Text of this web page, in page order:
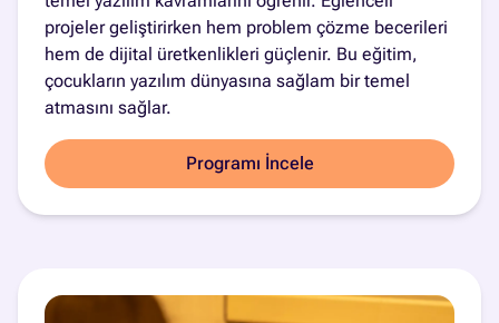
projeler geliştirirken hem problem çözme becerileri
hem de dijital üretkenlikleri güçlenir. Bu eğitim,
çocukların yazılım dünyasına sağlam bir temel
atmasını sağlar.
Programı İncele